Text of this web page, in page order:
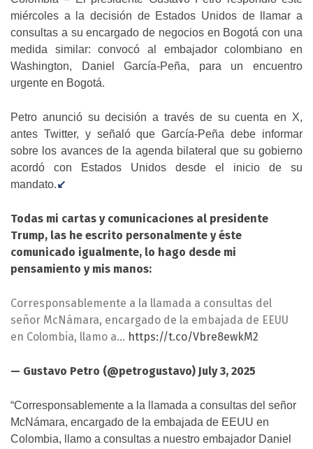
miércoles a la decisión de Estados Unidos de llamar a
consultas a su encargado de negocios en Bogotá con una
medida similar: convocó al embajador colombiano en
Washington, Daniel García-Peña, para un encuentro
urgente en Bogotá.
Petro anunció su decisión a través de su cuenta en X,
antes Twitter, y señaló que García-Peña debe informar
sobre los avances de la agenda bilateral que su gobierno
acordó con Estados Unidos desde el inicio de su
mandato.↙️
Todas mi cartas y comunicaciones al presidente
Trump, las he escrito personalmente y éste
comunicado igualmente, lo hago desde mi
pensamiento y mis manos:
Corresponsablemente a la llamada a consultas del
señor McNámara, encargado de la embajada de EEUU
en Colombia, llamo a… https://t.co/Vbre8ewkM2
— Gustavo Petro (@petrogustavo) July 3, 2025
“Corresponsablemente a la llamada a consultas del señor
McNámara, encargado de la embajada de EEUU en
Colombia, llamo a consultas a nuestro embajador Daniel